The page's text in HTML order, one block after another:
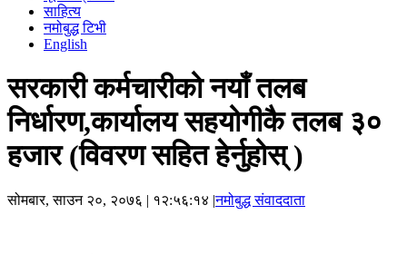
साहित्य
नमोबुद्ध टिभी
English
सरकारी कर्मचारीको नयाँ तलब
निर्धारण,कार्यालय सहयोगीकै तलब ३०
हजार (विवरण सहित हेर्नुहोस् )
सोमबार, साउन २०, २०७६ | १२:५६:१४ |नमोबुद्ध संवाददाता